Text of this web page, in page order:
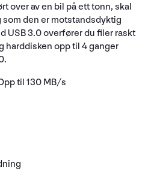
over av en bil på ett tonn, skal
den er motstandsdyktig
USB 3.0 overfører du filer raskt
harddisken opp til 4 ganger
til 130 MB/s